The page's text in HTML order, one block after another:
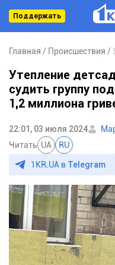
Поддержать
Главная Происшествия
Утепление
судить группу
1,2 миллиона
22:01, 03 июля 2024
Читать UA RU
1KR.UA в Telegram